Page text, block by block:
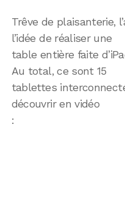
Trêve de plaisanterie,
l’idée de réaliser une
table entière faite
Au total, ce sont 15
tablettes
découvrir en vidéo
: